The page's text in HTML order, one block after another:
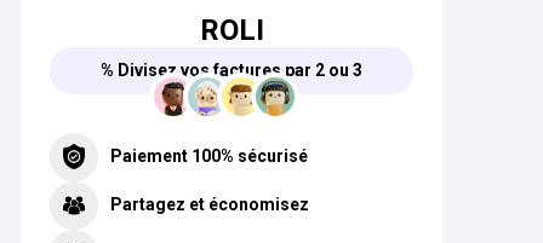
ROLI
% Divisez vos factures par 2 ou 3
Paiement 100% sécurisé
Partagez et économisez